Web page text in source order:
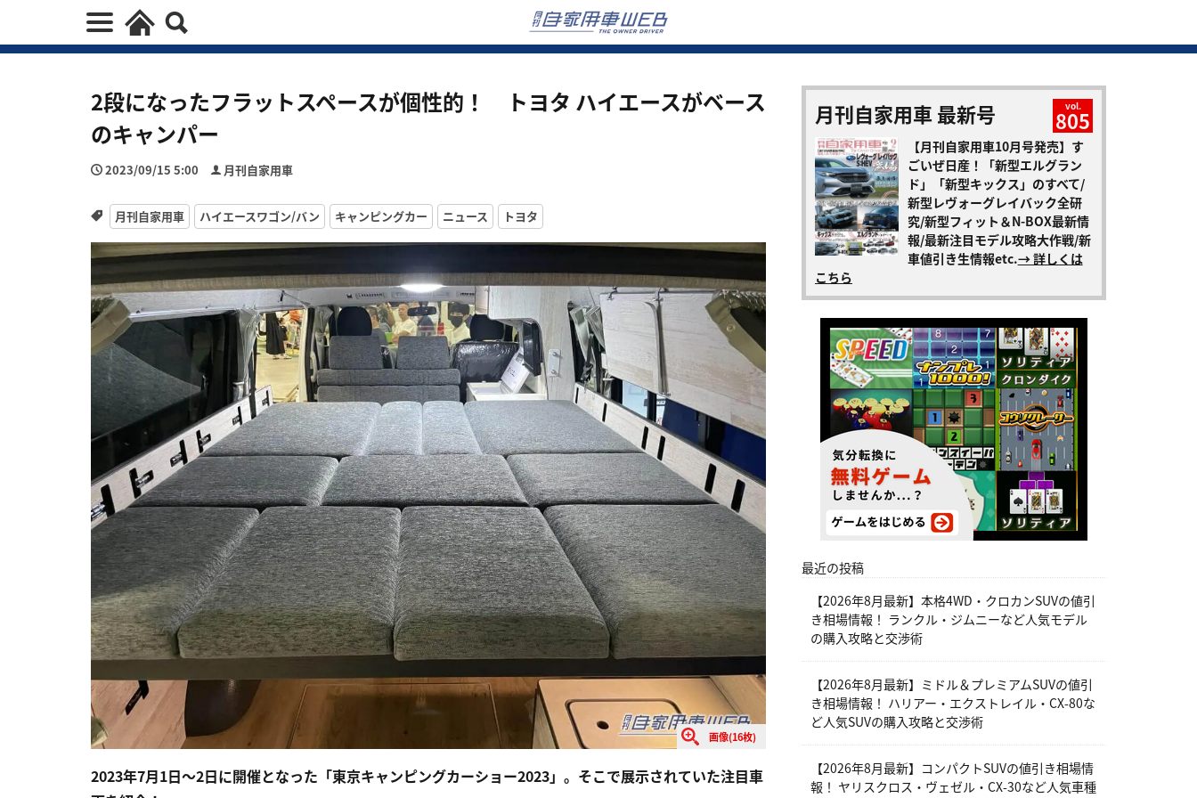
2段になったフラットスペースが個性的！ トヨタ ハイエースがベース
のキャンパー
2023/09/15 5:00 月刊自家用車
月刊自家用車 ハイエースワゴン/バン キャンピングカー ニュース トヨタ
画像(16枚)
2023年7月1日〜2日に開催となった「東京キャンピングカーショー2023」。そこで展示されていた注目車
月刊自家用車 最新号 vol.
805
【月刊自家用車10月号発売】す
ごいぜ日産！「新型エルグラン
ド」「新型キックス」のすべて/
新型レヴォーグレイバック全研
究/新型フィット＆N-BOX最新情
報/最新注目モデル攻略大作戦/新
車値引き生情報etc.→ 詳しくは
こちら
最近の投稿
【2026年8月最新】本格4WD・クロカンSUVの値引
き相場情報！ ランクル・ジムニーなど人気モデル
の購入攻略と交渉術
【2026年8月最新】ミドル＆プレミアムSUVの値引
き相場情報！ ハリアー・エクストレイル・CX-80な
ど人気SUVの購入攻略と交渉術
【2026年8月最新】コンパクトSUVの値引き相場情
報！ ヤリスクロス・ヴェゼル・CX-30など人気車種